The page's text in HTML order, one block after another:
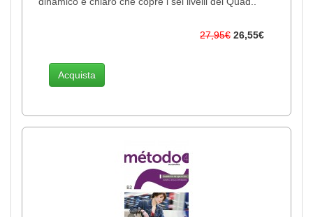
27,95€ 26,55€
Acquista